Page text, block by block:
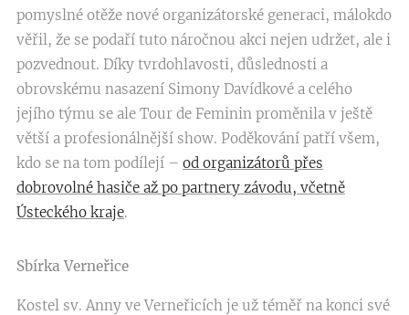
pomyslné otěže nové organizátorské generaci, málokdo
věřil, že se podaří tuto náročnou akci nejen udržet, ale i
pozvednout. Díky tvrdohlavosti, důslednosti a
obrovskému nasazení Simony Davídkové a celého
jejího týmu se ale Tour de Feminin proměnila v ještě
větší a profesionálnější show. Poděkování patří všem,
kdo se na tom podílejí – od organizátorů přes
dobrovolné hasiče až po partnery závodu, včetně
Ústeckého kraje.
Sbírka Verneřice
Kostel sv. Anny ve Verneřicích je už téměř na konci své